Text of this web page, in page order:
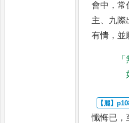
會中 ，常
主、 九際
有情 ， 並
「
懺悔已 ，